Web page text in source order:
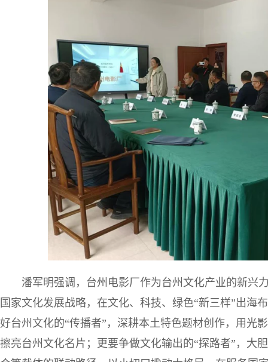
潘军明强调，台州电影厂作为台州文化产业的新兴
国家文化发展战略，在文化、科技、绿色“新三样”出海
好台州文化的“传播者”，深耕本土特色题材创作，用光
擦亮台州文化名片；更要争做文化输出的“探路者”，大